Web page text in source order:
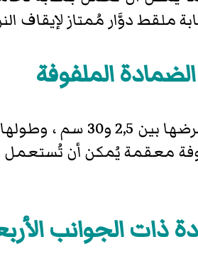
ملقط دوَّار مُمتاز لإيقاف
الضمادة الملفوفة
معقمة يُمكن أن تُستعمل
ذات الجوانب